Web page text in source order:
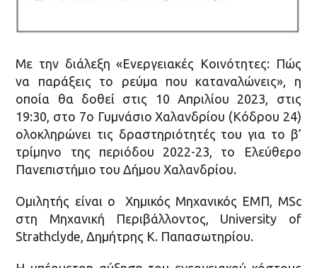
Με την διάλεξη «Ενεργειακές Κοινότητες: Πώς
να παράξεις το ρεύμα που καταναλώνεις», η
οποία θα δοθεί στις 10 Απριλίου 2023, στις
19:30, στο 7ο Γυμνάσιο Χαλανδρίου (Κόδρου 24)
ολοκληρώνει τις δραστηριότητές του για το β’
τρίμηνο της περιόδου 2022-23, το Ελεύθερο
Πανεπιστήμιο του Δήμου Χαλανδρίου.
Ομιλητής είναι ο Χημικός Μηχανικός ΕΜΠ, MSc
στη Μηχανική Περιβάλλοντος, University of
Strathclyde, Δημήτρης Κ. Παπασωτηρίου.